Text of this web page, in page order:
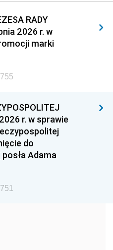
2009
2006
1994
1991
1985
RADY
2026 r. w
marki
r. w sprawie
do
Adama